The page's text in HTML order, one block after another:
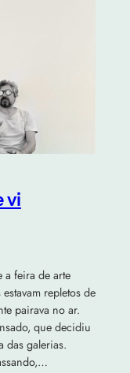
vi
a feira de arte
repletos de
pairava no ar.
que decidiu
das galerias.